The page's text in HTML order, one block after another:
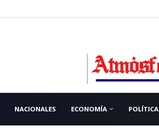
NACIONALES ECONOMÍA POLÍTICA